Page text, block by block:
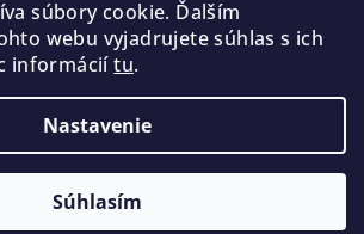
súbory cookie. Ďalším
webu vyjadrujete súhlas s ich
informáciítu.
Nastavenie
Súhlasím
platby
Vytvoril Shoptet